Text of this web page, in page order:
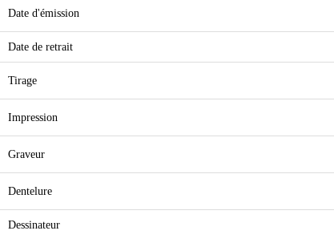
Date d'émission
Date de retrait
Tirage
Impression
Graveur
Dentelure
Dessinateur